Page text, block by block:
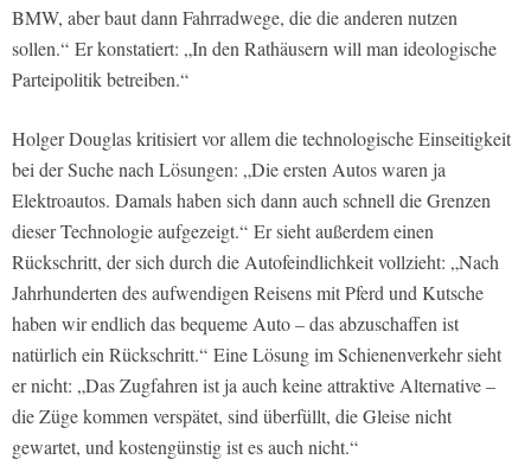
BMW, aber baut dann Fahrradwege, die die anderen nutzen
sollen.“ Er konstatiert: „In den Rathäusern will man ideologische
Parteipolitik betreiben.“
Holger Douglas kritisiert vor allem die technologische Einseitigkeit
bei der Suche nach Lösungen: „Die ersten Autos waren ja
Elektroautos. Damals haben sich dann auch schnell die Grenzen
dieser Technologie aufgezeigt.“ Er sieht außerdem einen
Rückschritt, der sich durch die Autofeindlichkeit vollzieht: „Nach
Jahrhunderten des aufwendigen Reisens mit Pferd und Kutsche
haben wir endlich das bequeme Auto – das abzuschaffen ist
natürlich ein Rückschritt.“ Eine Lösung im Schienenverkehr sieht
er nicht: „Das Zugfahren ist ja auch keine attraktive Alternative –
die Züge kommen verspätet, sind überfüllt, die Gleise nicht
gewartet, und kostengünstig ist es auch nicht.“